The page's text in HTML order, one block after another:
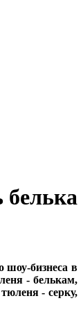
шоу-бизнеса в
- белькам,
- серку,